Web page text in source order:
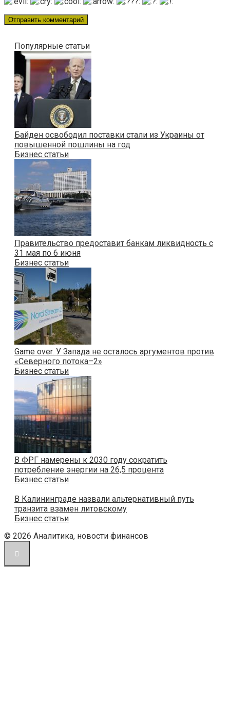
Популярные статьи
Байден освободил поставки стали из Украины от
повышенной пошлины на год
Бизнес статьи
Правительство предоставит банкам ликвидность с
31 мая по 6 июня
Бизнес статьи
Game over. У Запада не осталось аргументов против
«Северного потока–2»
Бизнес статьи
В ФРГ намерены к 2030 году сократить
потребление энергии на 26,5 процента
Бизнес статьи
В Калининграде назвали альтернативный путь
транзита взамен литовскому
Бизнес статьи
© 2026 Аналитика, новости финансов